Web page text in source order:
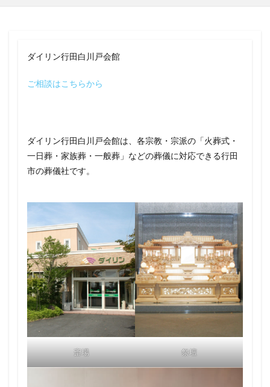
ダイリン行田白川戸会館
ご相談はこちらから
ダイリン行田白川戸会館は、各宗教・宗派の「火葬式・
一日葬・家族葬・一般葬」などの葬儀に対応できる行田
市の葬儀社です。
斎場 祭壇